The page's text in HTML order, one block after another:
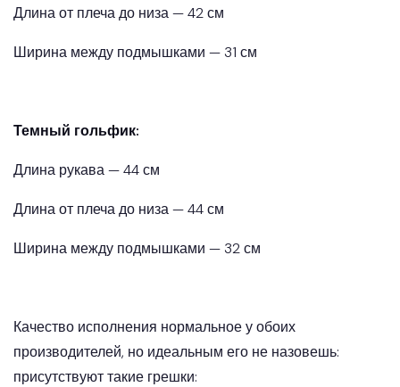
Длина от плеча до низа — 42 см
Ширина между подмышками — 31 см
Темный гольфик:
Длина рукава — 44 см
Длина от плеча до низа — 44 см
Ширина между подмышками — 32 см
Качество исполнения нормальное у обоих
производителей, но идеальным его не назовешь:
присутствуют такие грешки: